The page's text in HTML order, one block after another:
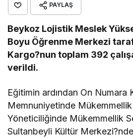
PAYLAŞ
Beykoz Lojistik Meslek
Boyu Öğrenme Merkezi
Kargo?nun toplam 392
verildi.
Eğitimin ardından On Numara
Memnuniyetinde
Yöneticiliğinde Mükemmellik
Sultanbeyli Kültür